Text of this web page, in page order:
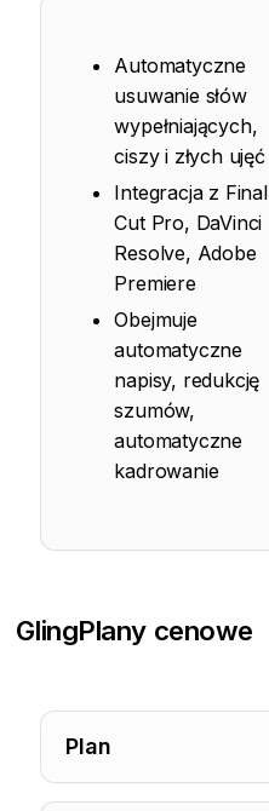
Automatyczne
usuwanie słów
wypełniających,
ciszy i złych ujęć
Integracja z Final
Cut Pro, DaVinci
Resolve, Adobe
Premiere
Obejmuje
automatyczne
napisy, redukcję
szumów,
automatyczne
kadrowanie
GlingPlany cenowe
Plan